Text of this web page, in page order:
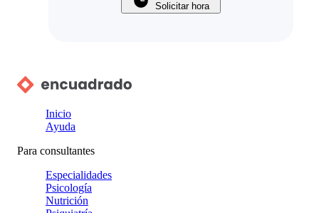
Solicitar hora
Inicio
Ayuda
Para consultantes
Especialidades
Psicología
Nutrición